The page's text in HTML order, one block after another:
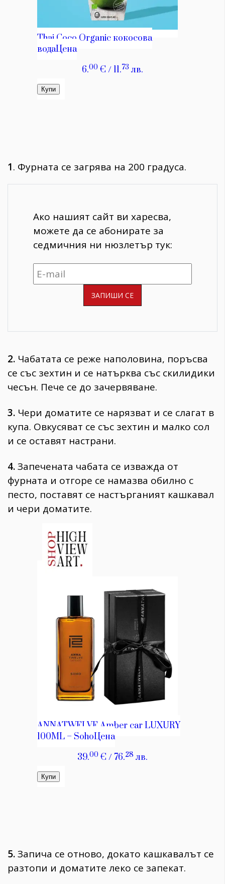
1. Фурната се загрява на 200 градуса.
Ако нашият сайт ви харесва,
можете да се абонирате за
седмичния ни нюзлетър тук:
2. Чабатата се реже наполовина, поръсва
се със зехтин и се натърква със скилидики
чесън. Пече се до зачервяване.
3. Чери доматите се нарязват и се слагат в
купа. Овкусяват се със зехтин и малко сол
и се оставят настрани.
4.Запечената чабата се изважда от
фурната и отгоре се намазва обилно с
песто, поставят се настърганият кашкавал
и чери доматите.
5.Запича се отново, докато кашкавалът се
разтопи и доматите леко се запекат.